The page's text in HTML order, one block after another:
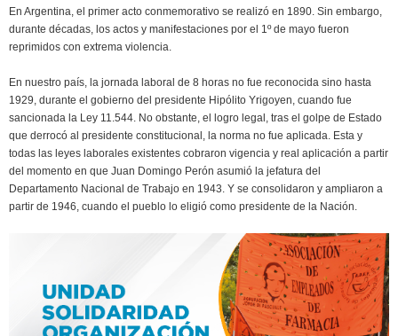
En Argentina, el primer acto conmemorativo se realizó en 1890. Sin embargo,
durante décadas, los actos y manifestaciones por el 1º de mayo fueron
reprimidos con extrema violencia.
En nuestro país, la jornada laboral de 8 horas no fue reconocida sino hasta
1929, durante el gobierno del presidente Hipólito Yrigoyen, cuando fue
sancionada la Ley 11.544. No obstante, el logro legal, tras el golpe de Estado
que derrocó al presidente constitucional, la norma no fue aplicada. Esta y
todas las leyes laborales existentes cobraron vigencia y real aplicación a partir
del momento en que Juan Domingo Perón asumió la jefatura del
Departamento Nacional de Trabajo en 1943. Y se consolidaron y ampliaron a
partir de 1946, cuando el pueblo lo eligió como presidente de la Nación.